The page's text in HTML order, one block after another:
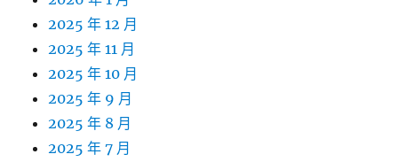
2025 年 12 月
2025 年 11 月
2025 年 10 月
2025 年 9 月
2025 年 8 月
2025 年 7 月